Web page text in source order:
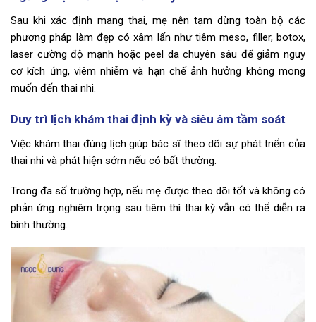
Sau khi xác định mang thai, mẹ nên tạm dừng toàn bộ các
phương pháp làm đẹp có xâm lấn như tiêm meso, filler, botox,
laser cường độ mạnh hoặc peel da chuyên sâu để giảm nguy
cơ kích ứng, viêm nhiễm và hạn chế ảnh hưởng không mong
muốn đến thai nhi.
Duy trì lịch khám thai định kỳ và siêu âm tầm soát
Việc khám thai đúng lịch giúp bác sĩ theo dõi sự phát triển của
thai nhi và phát hiện sớm nếu có bất thường.
Trong đa số trường hợp, nếu mẹ được theo dõi tốt và không có
phản ứng nghiêm trọng sau tiêm thì thai kỳ vẫn có thể diễn ra
bình thường.